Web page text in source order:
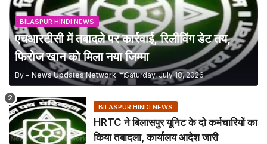
BILASPUR HINDI NEWS
एचआरटीसी में तबादले पर कार्रवाई, रिलीविंग डेट तय,
फिरोज खान को मिला नया जिम्मा
By - News Updates Network Saturday, July 18, 2026
BILASPUR HINDI NEWS
HRTC ने बिलासपुर यूनिट के दो कर्मचारियों का
किया तबादला, कार्यालय आदेश जारी